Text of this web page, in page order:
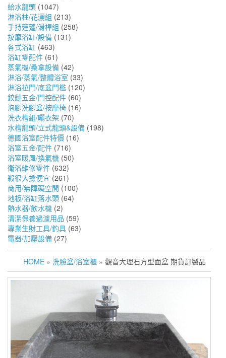
給水龍頭 (1047)
淋浴柱/花灑組 (213)
手持蓮蓬/滑桿組 (258)
按摩浴缸/設備 (131)
各式浴缸 (463)
浴缸零配件 (61)
蒸氣機/桑拿設備 (42)
淋浴/蒸氣/整體浴室 (33)
淋浴拉門/底盆門檻 (120)
鉸鏈五金/門控配件 (60)
泡腳洗腳盆/按摩椅 (16)
洗衣槽組/曬衣架 (70)
水槽龍頭/立式龍頭&設備 (198)
德國浴室配件特價 (16)
浴室五金/配件 (716)
浴室暖風/換氣機 (50)
衛浴維修零件 (632)
殺很大撿便宜 (261)
商用/無障礙空間 (100)
地板/浴缸落水頭 (64)
熱水器/飲水機 (2)
清潔保養過濾用品 (59)
專業生財工具/釣具 (63)
電器/加壓設備 (27)
HOME » 洗臉盆/浴室櫃 » 觀音大理石方型面盆 期貨訂製品